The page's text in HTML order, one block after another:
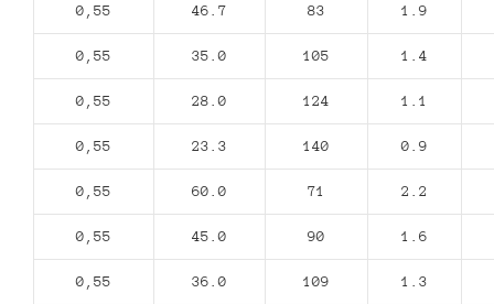
0,55 46.7 83 1.9
0,55 35.0 105 1.4
0,55 28.0 124 1.1
0,55 23.3 140 0.9
0,55 60.0 71 2.2
0,55 45.0 90 1.6
0,55 36.0 109 1.3